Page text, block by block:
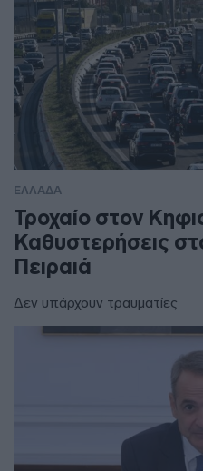
ΕΛΛΑΔΑ
Τροχαίο στον
Καθυστερήσεις
Πειραιά
Δεν υπάρχουν τραυματίες